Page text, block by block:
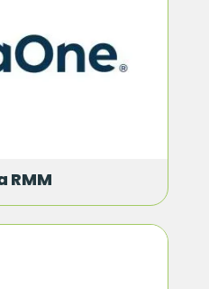
RMM